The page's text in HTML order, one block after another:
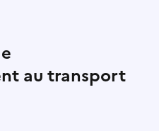
au transport